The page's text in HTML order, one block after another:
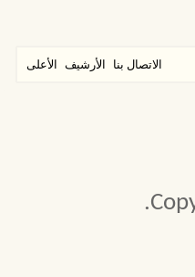
الاتصال بنا الأرشيف الأعلى